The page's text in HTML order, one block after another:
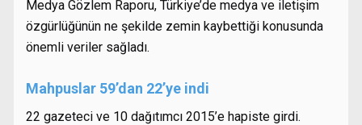
Medya Gözlem Raporu, Türkiye’de medya ve iletişim
özgürlüğünün ne şekilde zemin kaybettiği konusunda
önemli veriler sağladı.
Mahpuslar 59’dan 22’ye indi
22 gazeteci ve 10 dağıtımcı 2015’e hapiste girdi.